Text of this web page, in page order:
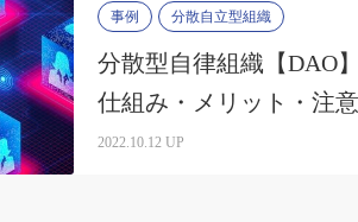
事例 分散自立型組織
分散型自律組織【DAO
仕組み・メリット・注
かりやすく解説
2022.10.12 UP